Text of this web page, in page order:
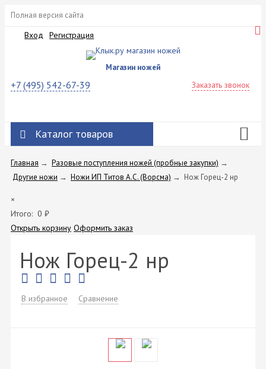
Полная версия сайта
Вход Регистрация
Магазин ножей
+7 (495) 542-67-39 Заказать звонок
Каталог товаров
Главная → Разовые поступления ножей (пробные закупки) →
Другие ножи → Ножи ИП Титов A.C. (Ворсма) → Нож Горец-2 нр
×
Итого: 0 ₽
Открыть корзину Оформить заказ
Нож Горец-2 нр
В избранное Сравнение